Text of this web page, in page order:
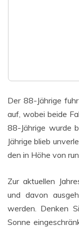
Der 88-Jäh­ri­ge
auf, wobei bei­de
88-Jäh­ri­ge wur­de
Jäh­ri­ge blieb
den in Höhe von
Zur aktu­el­len
und davon
wer­den. Den­ken
Son­ne